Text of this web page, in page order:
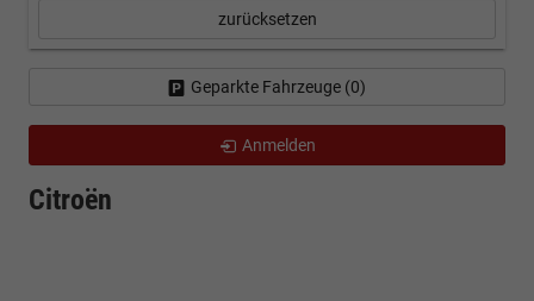
Citroën
zurücksetzen
Geparkte Fahrzeuge (0)
Anmelden